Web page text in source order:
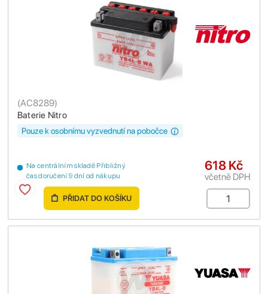
Baterie Nitro
(AC8289)
Na centrálním skladě Přibližný
čas doručení 9 dní od nákupu
Pouze k osobnímu vyzvednutí na pobočce
618 Kč
včetně DPH
PŘIDAT DO KOŠÍKU